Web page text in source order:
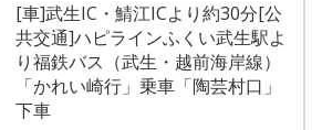
[車]武生IC・鯖江ICより約30分[公
共交通]ハピラインふくい武生駅よ
り福鉄バス（武生・越前海岸線）
「かれい崎行」乗車「陶芸村口」
下車